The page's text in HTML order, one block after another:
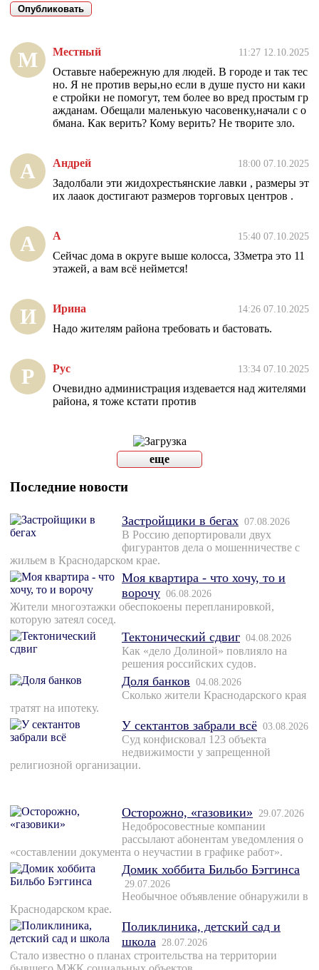
М Местный 11:27 12.10.2025
Оставьте набережную для людей. В городе и так тес
но. Я не против веры,но если в душе пусто ни каки
е стройки не помогут, тем более во вред простым гр
ажданам. Обещали маленькую часовенку,начали с о
бмана. Как верить? Кому верить? Не творите зло.
А Андрей 18:00 07.10.2025
Задолбали эти жидохрестьянские лавки , размеры эт
их лааок достигают размеров торговых центров .
А А 15:40 07.10.2025
Сейчас дома в округе выше колосса, 33метра это 11
этажей, а вам всё неймется!
И Ирина 14:26 07.10.2025
Надо жителям района требовать и бастовать.
Р Рус 13:34 07.10.2025
Очевидно администрация издевается над жителями
района, я тоже кстати против
еще
Последние новости
Застройщики в бегах 07.08.2026
В Россию депортировали двух
фигурантов дела о мошенничестве с
жильем в Краснодарском крае.
Моя квартира - что хочу, то и
ворочу 06.08.2026
Жители многоэтажки обеспокоены перепланировкой,
которую затеял сосед.
Тектонический сдвиг 04.08.2026
Как «дело Долиной» повлияло на
решения российских судов.
Доля банков 04.08.2026
Сколько жители Краснодарского края
тратят на ипотеку.
У сектантов забрали всё 03.08.2026
Суд конфисковал 123 объекта
недвижимости у запрещенной
религиозной организации.
Осторожно, «газовики» 29.07.2026
Недобросовестные компании
рассылают абонентам уведомления о
«составлении документа о неучастии в графике работ».
Домик хоббита Бильбо Бэггинса
29.07.2026
Необычное объявление обнаружили в
Краснодарском крае.
Поликлиника, детский сад и
школа 28.07.2026
Стало известно о планах строительства на территории